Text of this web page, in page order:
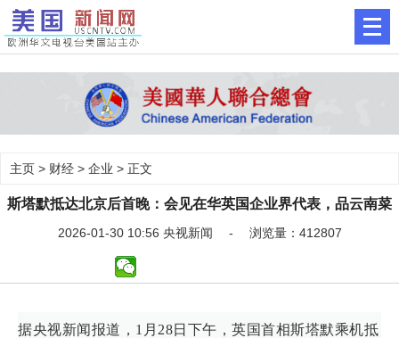
主页 > 财经 > 企业 > 正文
斯塔默抵达北京后首晚：会见在华英国企业界代表，品云南菜
2026-01-30 10:56 央视新闻 - 浏览量：412807
据央视新闻报道，1月28日下午，英国首相斯塔默乘机抵